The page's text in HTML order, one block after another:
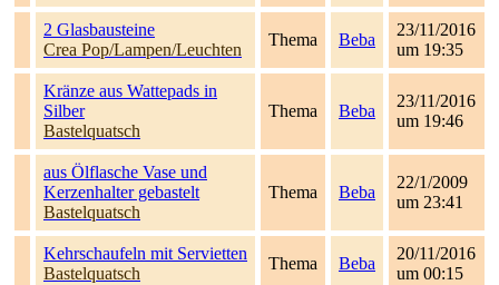
2 Glasbausteine
Crea Pop/Lampen/Leuchten
Thema Beba
23/11/2016
um 19:35
Kränze aus Wattepads in
Silber
Bastelquatsch
Thema Beba
23/11/2016
um 19:46
aus Ölflasche Vase und
Kerzenhalter gebastelt
Bastelquatsch
Thema Beba
22/1/2009
um 23:41
Kehrschaufeln mit Servietten
Bastelquatsch
Thema Beba
20/11/2016
um 00:15